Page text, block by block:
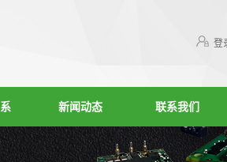
登
新闻动态 联系我们